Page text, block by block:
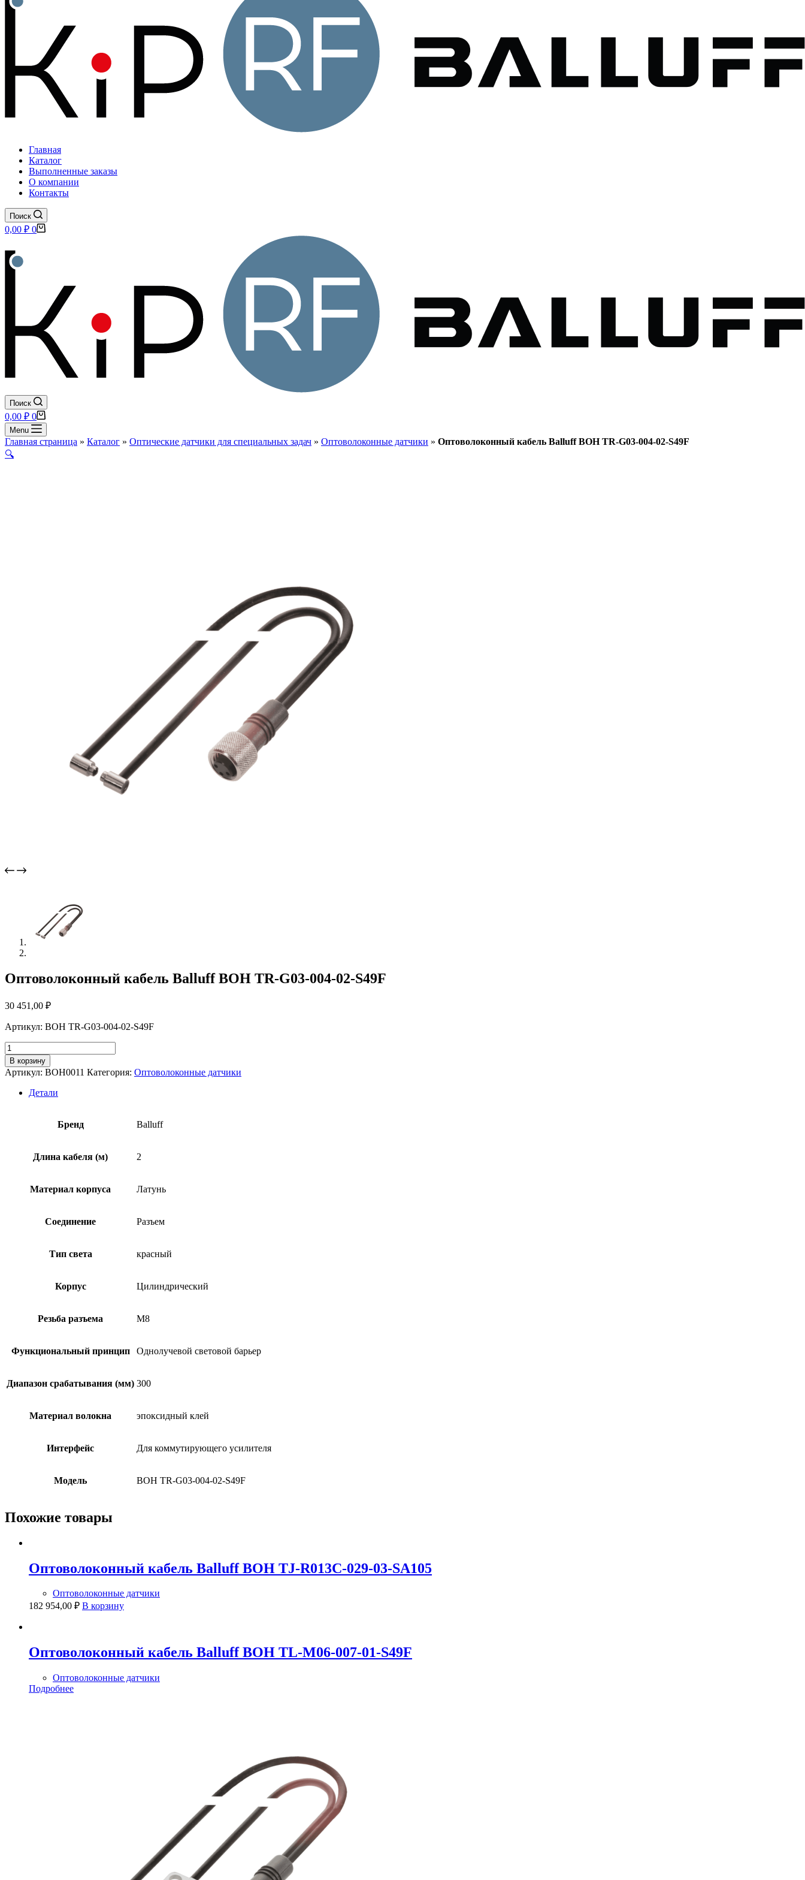
Главная
Каталог
Выполненные заказы
О компании
Контакты
Поиск
Корзина
0,00 ₽ 0
Поиск
Корзина
0,00 ₽ 0
Menu
Главная страница » Каталог » Оптические датчики для специальных задач » Оптоволоконные датчики » Оптоволоконный кабель Balluff BOH TR-G03-004-02-S49F
🔍
Оптоволоконный кабель Balluff BOH TR-G03-004-02-S49F
30 451,00 ₽
Артикул: BOH TR-G03-004-02-S49F
Количество
товара
Оптоволоконный
кабель
Balluff
В корзину
Артикул: BOH0011 Категория: Оптоволоконные датчики
Детали
Бренд Balluff
Длина кабеля (м) 2
Материал корпуса Латунь
Соединение Разъем
Тип света красный
Корпус Цилиндрический
Резьба разъема M8
Функциональный принцип Однолучевой световой барьер
Диапазон срабатывания (мм) 300
Материал волокна эпоксидный клей
Интерфейс Для коммутирующего усилителя
Модель BOH TR-G03-004-02-S49F
Похожие товары
Оптоволоконный кабель Balluff BOH TJ-R013C-029-03-SA105
Оптоволоконные датчики
182 954,00 ₽ В корзину
Оптоволоконный кабель Balluff BOH TL-M06-007-01-S49F
Оптоволоконные датчики
Подробнее